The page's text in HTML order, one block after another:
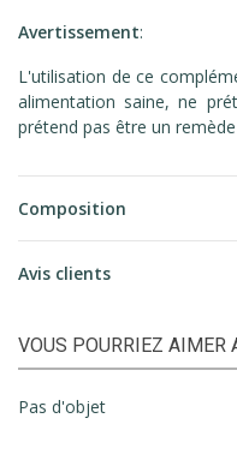
Avertissement:
L'utilisation de ce
alimentation saine, ne
prétend pas être un remède
Composition
Avis clients
VOUS POURRIEZ AIMER
Pas d'objet